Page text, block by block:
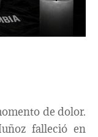
de dolor.
falleció en